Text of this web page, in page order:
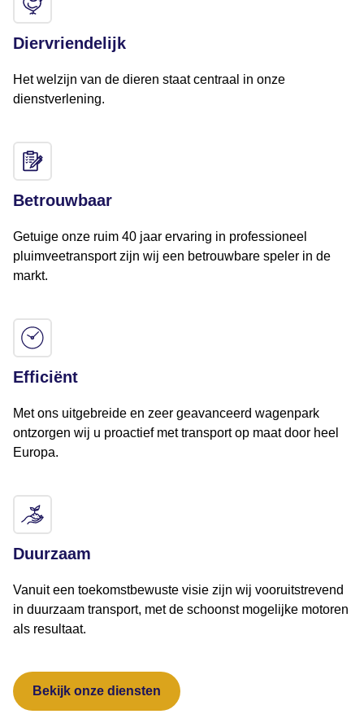
Diervriendelijk
Het welzijn van de dieren staat centraal in onze
dienstverlening.
Betrouwbaar
Getuige onze ruim 40 jaar ervaring in professioneel
pluimveetransport zijn wij een betrouwbare speler in de
markt.
Efficiënt
Met ons uitgebreide en zeer geavanceerd wagenpark
ontzorgen wij u proactief met transport op maat door heel
Europa.
Duurzaam
Vanuit een toekomstbewuste visie zijn wij vooruitstrevend
in duurzaam transport, met de schoonst mogelijke motoren
als resultaat.
Bekijk onze diensten